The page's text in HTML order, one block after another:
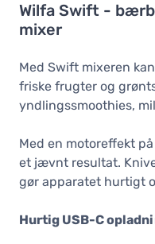
Wilfa Swift -
mixer
Med Swift mixeren
friske frugter og
yndlingssmoothies,
Med en motoreffekt
et jævnt resultat.
gør apparatet hurtigt
Hurtig USB-C